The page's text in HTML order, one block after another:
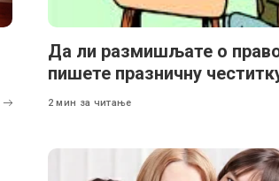
Да ли размишљате о
пишете празничну
2 мин за читање